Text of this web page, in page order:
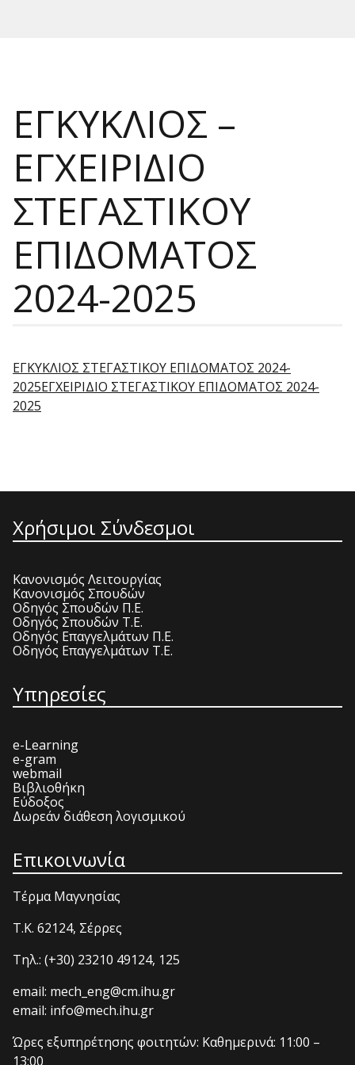
ΕΓΚΥΚΛΙΟΣ –
ΕΓΧΕΙΡΙΔΙΟ
ΣΤΕΓΑΣΤΙΚΟΥ
ΕΠΙΔΟΜΑΤΟΣ
2024-2025
ΕΓΚΥΚΛΙΟΣ ΣΤΕΓΑΣΤΙΚΟΥ ΕΠΙΔΟΜΑΤΟΣ 2024-
2025ΕΓΧΕΙΡΙΔΙΟ ΣΤΕΓΑΣΤΙΚΟΥ ΕΠΙΔΟΜΑΤΟΣ 2024-
2025
Χρήσιμοι Σύνδεσμοι
Κανονισμός Λειτουργίας
Κανονισμός Σπουδών
Οδηγός Σπουδών Π.Ε.
Οδηγός Σπουδών Τ.Ε.
Οδηγός Επαγγελμάτων Π.Ε.
Οδηγός Επαγγελμάτων Τ.Ε.
Υπηρεσίες
e-Learning
e-gram
webmail
Βιβλιοθήκη
Εύδοξος
Δωρεάν διάθεση λογισμικού
Επικοινωνία
Τέρμα Μαγνησίας
T.K. 62124, Σέρρες
Τηλ.: (+30) 23210 49124, 125
email: mech_eng@cm.ihu.gr
email: info@mech.ihu.gr
Ώρες εξυπηρέτησης φοιτητών: Καθημερινά: 11:00 –
13:00